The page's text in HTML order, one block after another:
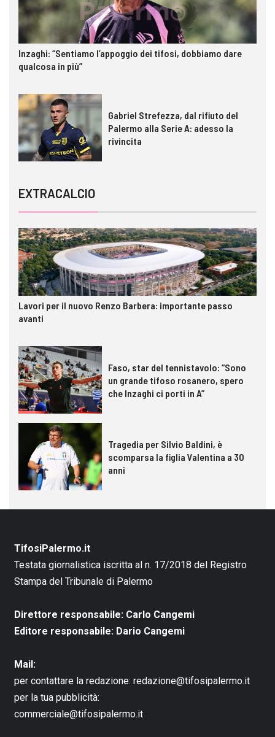
Inzaghi: “Sentiamo l’appoggio dei tifosi, dobbiamo dare
qualcosa in più”
Gabriel Strefezza, dal rifiuto del
Palermo alla Serie A: adesso la
rivincita
EXTRACALCIO
Lavori per il nuovo Renzo Barbera: importante passo
avanti
Faso, star del tennistavolo: “Sono
un grande tifoso rosanero, spero
che Inzaghi ci porti in A”
Tragedia per Silvio Baldini, è
scomparsa la figlia Valentina a 30
anni
TifosiPalermo.it
Testata giornalistica iscritta al n. 17/2018 del Registro
Stampa del Tribunale di Palermo
Direttore responsabile: Carlo Cangemi
Editore responsabile: Dario Cangemi
Mail:
per contattare la redazione: redazione@tifosipalermo.it
per la tua pubblicità:
commerciale@tifosipalermo.it